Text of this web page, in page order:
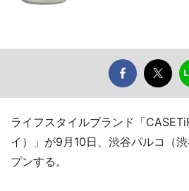
ライフスタイルブランド「
イ）」が9月10日、渋谷パルコ（
プンする。